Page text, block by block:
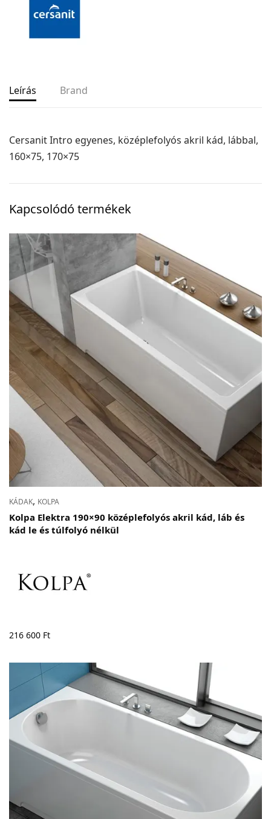
Leírás Brand
Cersanit Intro egyenes, középlefolyós akril kád, lábbal,
160×75, 170×75
Kapcsolódó termékek
KÁDAK, KOLPA
Kolpa Elektra 190×90 középlefolyós akril kád, láb és
kád le és túlfolyó nélkül
216 600 Ft